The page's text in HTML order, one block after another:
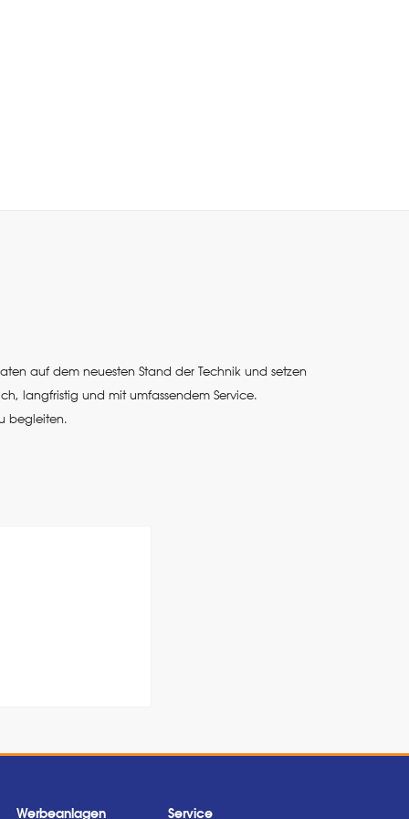
auf dem neuesten Stand der Technik und setzen
langfristig und mit umfassendem Service.
begleiten.
Werbeanlagen Service